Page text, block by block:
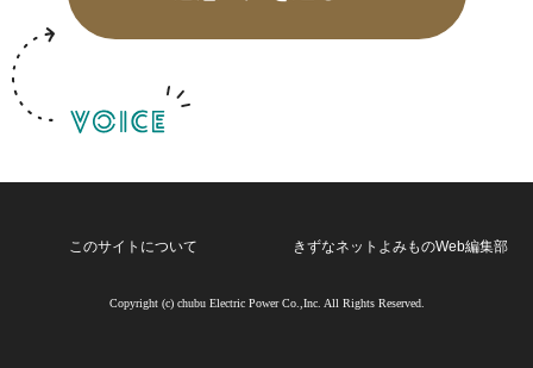
このサイトについて きずなネットよみものWeb編集部
Copyright (c) chubu Electric Power Co.,Inc. All Rights Reserved.